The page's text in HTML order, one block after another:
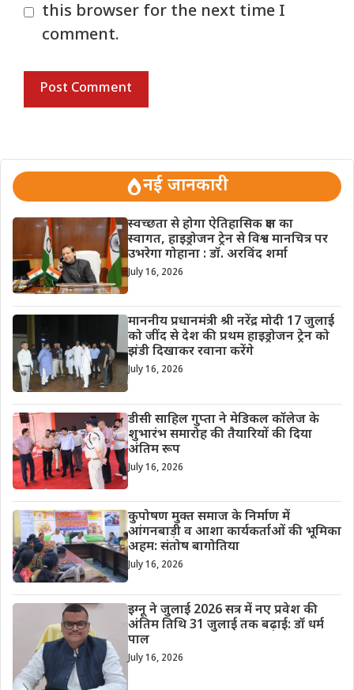
this browser for the next time I
comment.
नई जानकारी
स्वच्छता से होगा ऐतिहासिक क्षण का
स्वागत, हाइड्रोजन ट्रेन से विश्व मानचित्र पर
उभरेगा गोहाना : डॉ. अरविंद शर्मा
July 16, 2026
माननीय प्रधानमंत्री श्री नरेंद्र मोदी 17 जुलाई
को जींद से देश की प्रथम हाइड्रोजन ट्रेन को
झंडी दिखाकर रवाना करेंगे
July 16, 2026
डीसी साहिल गुप्ता ने मेडिकल कॉलेज के
शुभारंभ समारोह की तैयारियों की दिया
अंतिम रूप
July 16, 2026
कुपोषण मुक्त समाज के निर्माण में
आंगनबाड़ी व आशा कार्यकर्ताओं की भूमिका
अहम: संतोष बागोतिया
July 16, 2026
इग्नू ने जुलाई 2026 सत्र में नए प्रवेश की
अंतिम तिथि 31 जुलाई तक बढ़ाई: डॉ धर्म
पाल
July 16, 2026